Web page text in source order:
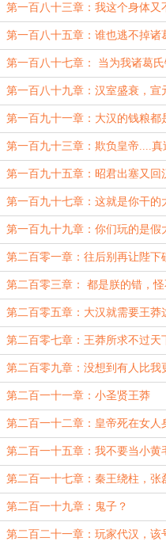
第一百八十三章：我这个身体又
争气的长寿了
第一百八十五章：谁也逃不掉诸
丰的弹劾
第一百八十七章： 当为我诸葛
族之物
第一百八十九章：汉室盛衰，宣
为界
第一百九十一章：大汉的钱粮都
我的了！
第一百九十三章：欺负皇帝....真
瘾
第一百九十五章：昭君出塞又回
第一百九十七章：这就是你干的
事？
第一百九十九章：你们玩的是假
汉
第二百零一章：往后别再让陛下
你
第二百零三章： 都是朕的错，怪
到她们身上
第二百零五章：大汉就需要王莽
样的人才
第二百零七章：王莽所求不过天
太平
第二百零九章：没想到有人比我
忠于大汉
第二百一十一章：小圣贤王莽
第二百一十二章：皇帝死在女人
上了？
第二百一十五章：我不要当小黄
第二百一十七章：秦王绕柱，张
被药箱砸
第二百一十九章：鬼子？
第二百二十一章：玩家代汉，该